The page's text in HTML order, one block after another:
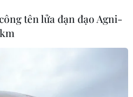
tên lửa đạn đạo Agni-